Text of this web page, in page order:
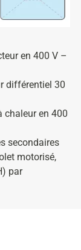
en 400 V –
différentiel 30
chaleur en 400
secondaires
motorisé,
par